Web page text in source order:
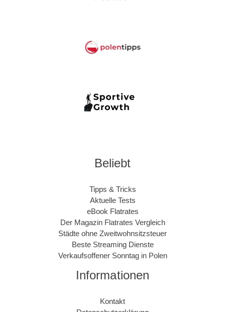
Beliebt
Tipps & Tricks
Aktuelle Tests
eBook Flatrates
Der Magazin Flatrates Vergleich
Städte ohne Zweitwohnsitzsteuer
Beste Streaming Dienste
Verkaufsoffener Sonntag in Polen
Informationen
Kontakt